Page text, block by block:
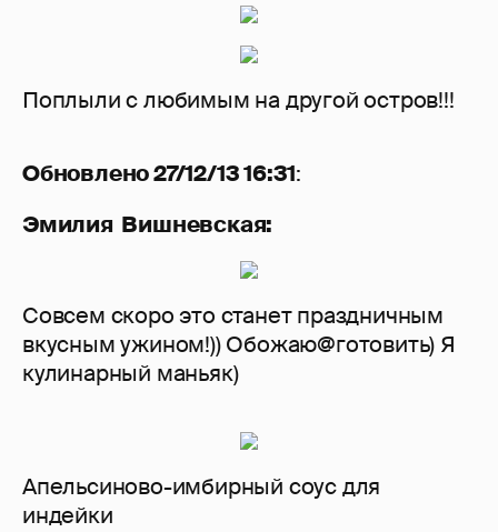
Поплыли с любимым на другой остров!!!
Обновлено 27/12/13 16:31:
Эмилия Вишневская:
Совсем скоро это станет праздничным
вкусным ужином!)) Обожаю@готовить) Я
кулинарный маньяк)
Апельсиново-имбирный соус для
индейки